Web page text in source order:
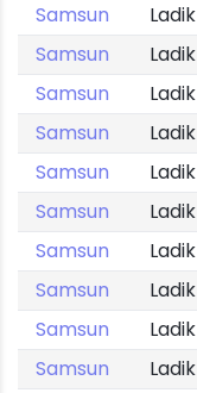
Samsun
Ladik
Samsun
Ladik
Samsun
Ladik
Samsun
Ladik
Samsun
Ladik
Samsun
Ladik
Samsun
Ladik
Samsun
Ladik
Samsun
Ladik
Samsun
Ladik